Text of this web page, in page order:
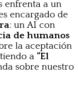
enfrenta a un
encargado de
: un AI con
de humanos
la aceptación
a “El
sobre nuestro